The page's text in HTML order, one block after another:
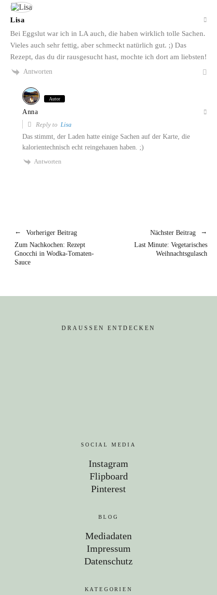
Lisa
Bei Eggslut war ich in LA auch, die haben wirklich tolle Sachen.
Vieles auch sehr fettig, aber schmeckt natürlich gut. ;) Das
Rezept, das du dir rausgesucht hast, mochte ich dort am liebsten!
Antworten
Autor
Anna
Reply to Lisa
Das stimmt, der Laden hatte einige Sachen auf der Karte, die
kalorientechnisch echt reingehauen haben. ;)
Antworten
Vorheriger Beitrag
Zum Nachkochen: Rezept
Gnocchi in Wodka-Tomaten-
Sauce
Nächster Beitrag
Last Minute: Vegetarisches
Weihnachtsgulasch
DRAUSSEN ENTDECKEN
SOCIAL MEDIA
Instagram
Flipboard
Pinterest
BLOG
Mediadaten
Impressum
Datenschutz
KATEGORIEN